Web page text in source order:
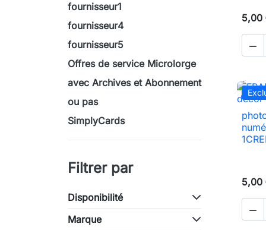
fournisseur1
fournisseur4
fournisseur5
Offres de service Microlorge
avec Archives et Abonnement
ou pas
SimplyCards
Filtrer par
Disponibilité
Marque
5,00

5,00
